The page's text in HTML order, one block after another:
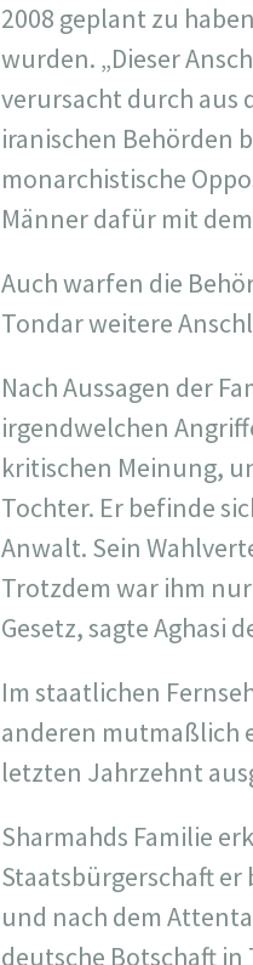
2008 geplant zu
wurden. „Dieser
verursacht durch aus
iranischen Behörden
monarchistische
Männer dafür mit
Auch warfen die
Tondar weitere
Nach Aussagen der
irgendwelchen
kritischen Meinung,
Tochter. Er befinde
Anwalt. Sein
Trotzdem war ihm
Gesetz, sagte Aghasi
Im staatlichen
anderen mutmaßlich
letzten Jahrzehnt
Sharmahds Familie
Staatsbürgerschaft er
und nach dem
deutsche Botschaft in